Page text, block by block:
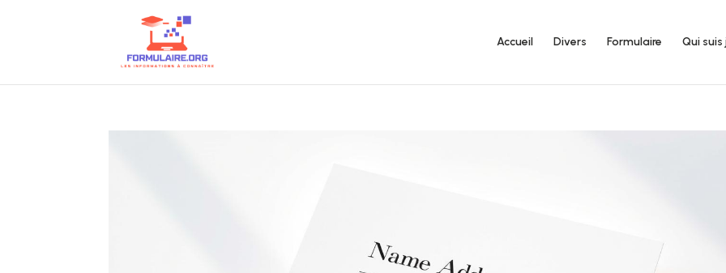
Accueil Divers Formulaire Qui suis